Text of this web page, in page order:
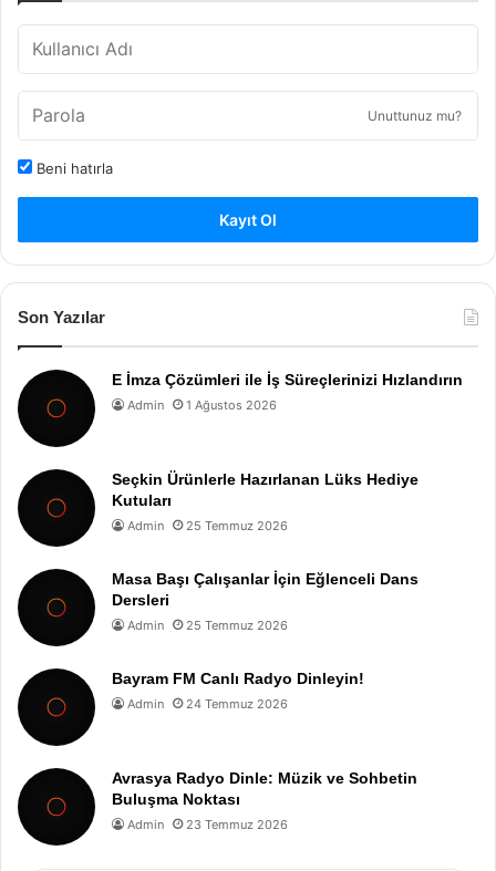
Unuttunuz mu?
Beni hatırla
Kayıt Ol
Son Yazılar
E İmza Çözümleri ile İş Süreçlerinizi Hızlandırın
Admin 1 Ağustos 2026
Seçkin Ürünlerle Hazırlanan Lüks Hediye
Kutuları
Admin 25 Temmuz 2026
Masa Başı Çalışanlar İçin Eğlenceli Dans
Dersleri
Admin 25 Temmuz 2026
Bayram FM Canlı Radyo Dinleyin!
Admin 24 Temmuz 2026
Avrasya Radyo Dinle: Müzik ve Sohbetin
Buluşma Noktası
Admin 23 Temmuz 2026